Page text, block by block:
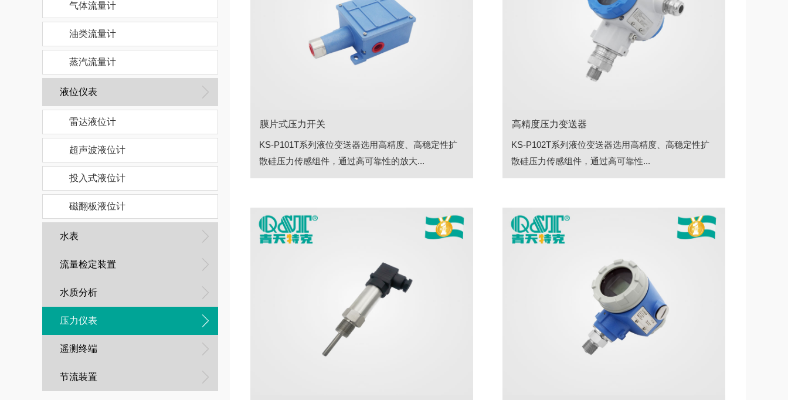
气体流量计
油类流量计
蒸汽流量计
液位仪表
雷达液位计
超声波液位计
投入式液位计
磁翻板液位计
水表
流量检定装置
水质分析
压力仪表
遥测终端
节流装置
膜片式压力开关
KS-P101T系列液位变送器选用高精度、高稳定性扩
散硅压力传感组件，通过高可靠性的放大...
高精度压力变送器
KS-P102T系列液位变送器选用高精度、高稳定性扩
散硅压力传感组件，通过高可靠性...